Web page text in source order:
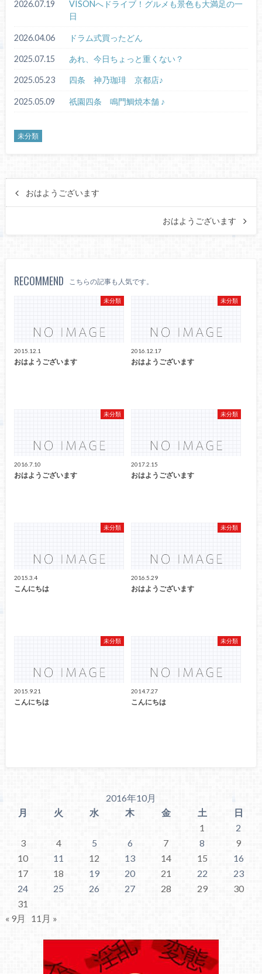
2026.07.19
VISONへドライブ！グルメも景色も大満足の一
日
2026.04.06 ドラム式買ったどん
2025.07.15 あれ、今日ちょっと重くない？
2025.05.23 四条 神乃珈琲 京都店♪
2025.05.09 祇園四条 鳴門鯛焼本舗 ♪
未分類
おはようございます
おはようございます
RECOMMEND こちらの記事も人気です。
未分類
2015.12.1
おはようございます
未分類
2016.12.17
おはようございます
未分類
2016.7.10
おはようございます
未分類
2017.2.15
おはようございます
未分類
2015.3.4
こんにちは
未分類
2016.5.29
おはようございます
未分類
2015.9.21
こんにちは
未分類
2014.7.27
こんにちは
2016年10月
月
火 水 木 金 土
日
1
2
3
4 5 6 7 8
9
10
11 12 13 14 15
16
17
18 19 20 21 22
23
24
25 26 27 28 29
30
31
« 9月
11月 »